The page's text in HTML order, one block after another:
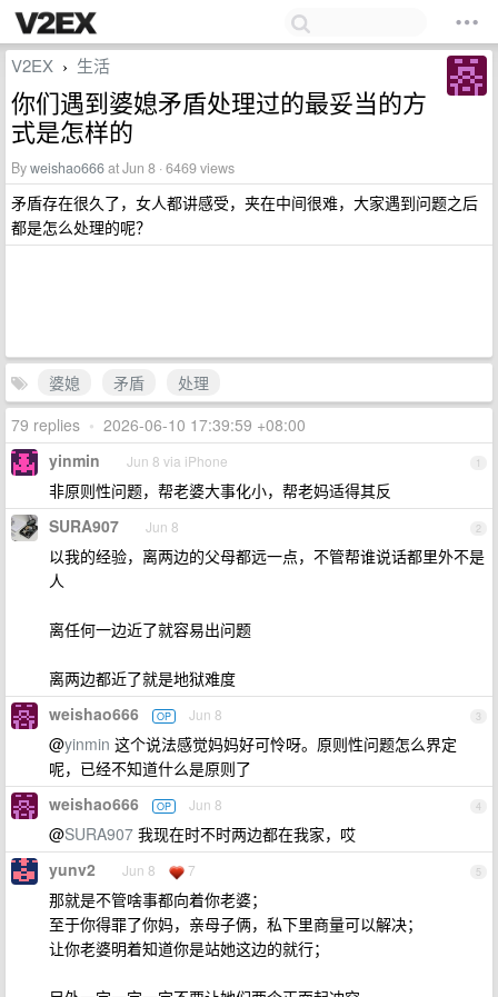
V2EX › 生活
你们遇到婆媳矛盾处理过的最妥当的方
式是怎样的
Byweishao666at Jun 8 · 6469 views
矛盾存在很久了，女人都讲感受，夹在中间很难，大家遇到问题之后
都是怎么处理的呢？
婆媳 矛盾
处理
79 replies • 2026-06-10 17:39:59 +08:00
1
yinmin Jun 8 via iPhone
非原则性问题，帮老婆大事化小，帮老妈适得其反
2
SURA907 Jun 8
以我的经验，离两边的父母都远一点，不管帮谁说话都里外不是
人
离任何一边近了就容易出问题
离两边都近了就是地狱难度
3
weishao666 OP Jun 8
@yinmin 这个说法感觉妈妈好可怜呀。原则性问题怎么界定
呢，已经不知道什么是原则了
4
weishao666 OP Jun 8
@SURA907 我现在时不时两边都在我家，哎
5
yunv2 Jun 8 7
那就是不管啥事都向着你老婆；
至于你得罪了你妈，亲母子俩，私下里商量可以解决；
让你老婆明着知道你是站她这边的就行；